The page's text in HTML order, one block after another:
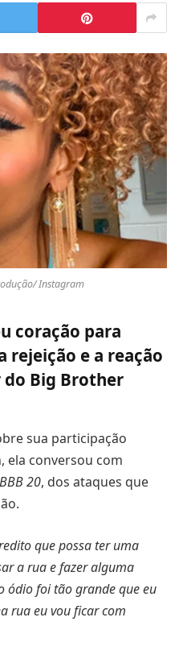
Instagram
coração para
rejeição e a reação
do Big Brother
sua participação
ela conversou com
BBB 20, dos ataques que
que possa ter uma
a rua e fazer alguma
ódio foi tão grande que eu
rua eu vou ficar com